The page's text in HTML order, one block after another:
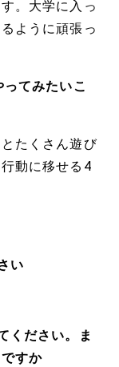
。大学に入っ
ように頑張っ
てみたいこ
たくさん遊び
動に移せる4
い
ください。ま
すか